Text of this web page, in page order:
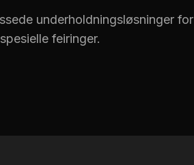
underholdningsløsninger for
feiringer.